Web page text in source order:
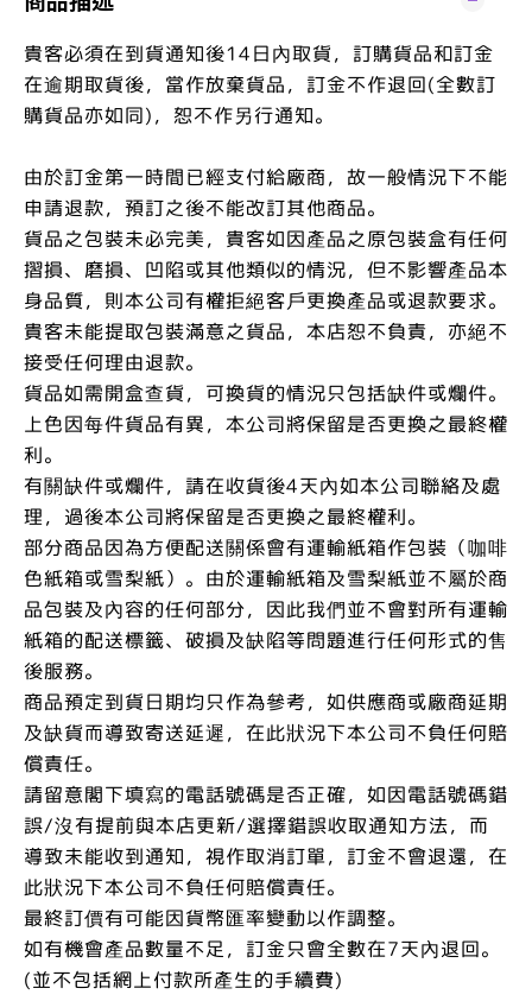
貴客必須在到貨通知後14日內取貨，訂購貨品和訂金
在逾期取貨後，當作放棄貨品，訂金不作退回(全數訂
購貨品亦如同)，恕不作另行通知。
由於訂金第一時間已經支付給廠商，故一般情況下不能
申請退款，預訂之後不能改訂其他商品。
貨品之包裝未必完美，貴客如因產品之原包裝盒有任何
摺損、磨損、凹陷或其他類似的情況，但不影響產品本
身品質，則本公司有權拒絕客戶更換產品或退款要求。
貴客未能提取包裝滿意之貨品，本店恕不負責，亦絕不
接受任何理由退款。
貨品如需開盒查貨，可換貨的情況只包括缺件或爛件。
上色因每件貨品有異，本公司將保留是否更換之最終權
利。
有關缺件或爛件，請在收貨後4天內如本公司聯絡及處
理，過後本公司將保留是否更換之最終權利。
部分商品因為方便配送關係會有運輸紙箱作包裝（咖啡
色紙箱或雪梨紙）。由於運輸紙箱及雪梨紙並不屬於商
品包裝及內容的任何部分，因此我們並不會對所有運輸
紙箱的配送標籤、破損及缺陷等問題進行任何形式的售
後服務。
商品預定到貨日期均只作為參考，如供應商或廠商延期
及缺貨而導致寄送延遲，在此狀況下本公司不負任何賠
償責任。
請留意閣下填寫的電話號碼是否正確，如因電話號碼錯
誤/沒有提前與本店更新/選擇錯誤收取通知方法，而
導致未能收到通知，視作取消訂單，訂金不會退還，在
此狀況下本公司不負任何賠償責任。
最終訂價有可能因貨幣匯率變動以作調整。
如有機會產品數量不足，訂金只會全數在7天內退回。
(並不包括網上付款所產生的手續費)